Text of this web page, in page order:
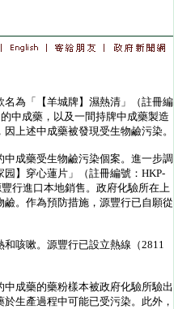
為「【羊城牌】濕熱清」（註冊編
中成藥，以及一間持牌中成藥製造
上述中成藥被發現受生物鹼污染。
成藥受生物鹼污染個案。進一步調
】穿心蓮片」（註冊編號：HKP-
行進口本地銷售。政府化驗所在上
。作為預防措施，源豐行已自願從
咳嗽。源豐行已設立熱線（2811
成藥的藥粉樣本被政府化驗所驗出
生產過程中可能已受污染。此外，